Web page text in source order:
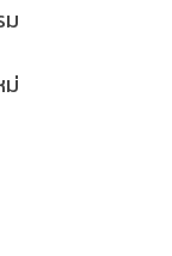
ม
ม่